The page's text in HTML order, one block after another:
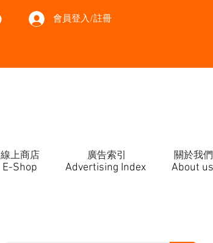
會員登入/註冊
線上商店 廣告索引 關於我們
E-Shop About us
Advertising Index